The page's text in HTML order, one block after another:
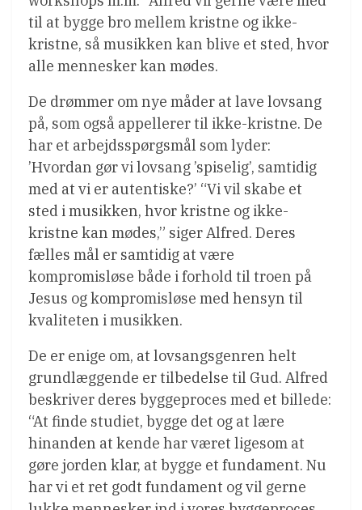
til at bygge bro mellem kristne og ikke-
kristne, så musikken kan blive et sted, hvor
alle mennesker kan mødes.
De drømmer om nye måder at lave lovsang
på, som også appellerer til ikke-kristne. De
har et arbejdsspørgsmål som lyder:
’Hvordan gør vi lovsang ’spiselig’, samtidig
med at vi er autentiske?’ “Vi vil skabe et
sted i musikken, hvor kristne og ikke-
kristne kan mødes,” siger Alfred. Deres
fælles mål er samtidig at være
kompromisløse både i forhold til troen på
Jesus og kompromisløse med hensyn til
kvaliteten i musikken.
De er enige om, at lovsangsgenren helt
grundlæggende er tilbedelse til Gud. Alfred
beskriver deres byggeproces med et billede:
“At finde studiet, bygge det og at lære
hinanden at kende har været ligesom at
gøre jorden klar, at bygge et fundament. Nu
har vi et ret godt fundament og vil gerne